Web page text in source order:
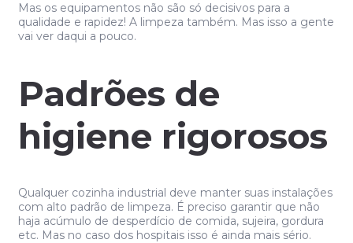
Mas os equipamentos não são só decisivos para a
qualidade e rapidez! A limpeza também. Mas isso a gente
vai ver daqui a pouco.
Padrões de
higiene rigorosos
Qualquer cozinha industrial deve manter suas instalações
com alto padrão de limpeza. É preciso garantir que não
haja acúmulo de desperdício de comida, sujeira, gordura
etc. Mas no caso dos hospitais isso é ainda mais sério.